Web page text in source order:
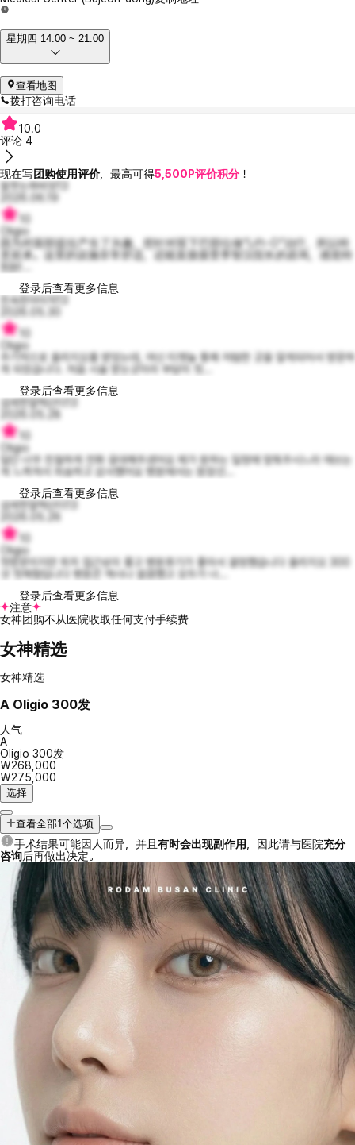
星期四 14:00 ~ 21:00
查看地图
拨打咨询电话
10.0
评论 4
现在写团购使用评价，最高可得5,500P评价积分 ！
잘웃는파비앙13
2026.06.19
10
Oligio
因为对面部提拉产生了兴趣，想针对双下巴部位做“Lift-O”治疗，所以特
意前来。这里的设施非常舒适，还能直接接受李智汉院长的咨询，感觉特
别好...
登录后查看更多信息
친숙한아이작13
2026.05.30
10
Oligio
주기적으로 올리지오를 받았는데, 여신 티켓늘 통해 저렴한 곳을 알게되어서 방문하
게 되었습니다. 처음 시술 받는곳이라 부담이 컷...
登录后查看更多信息
섬세한알렉산더13
2026.05.28
10
Oligio
일단 너무 친절하게 전화 응대해주셨어요 제가 원하는 일정에 맞춰주시느라 애쓰는
게 느껴져서 죄송하고 감사했어요 병원에서는 원장선...
登录后查看更多信息
섬세한알렉산더13
2026.05.26
10
Oligio
첫방문이지만 위치 접근성이 좋고 병원후기가 좋아서 결정했습니다 올리지오 300
샷 첫체험입니다 병원은 역시나 깔끔했고 모두가 너...
登录后查看更多信息
注意
女神团购不从医院收取任何支付手续费
女神精选
女神精选
A Oligio 300发
人气
A
Oligio 300发
₩268,000
₩275,000
选择
查看全部1个选项
手术结果可能因人而异，并且 有时会出现副作用 ，因此请与医院充分
咨询后再做出决定。